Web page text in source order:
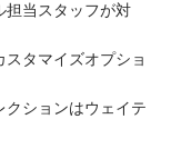
担当スタッフが対
スタマイズオプショ
クションはウェイテ